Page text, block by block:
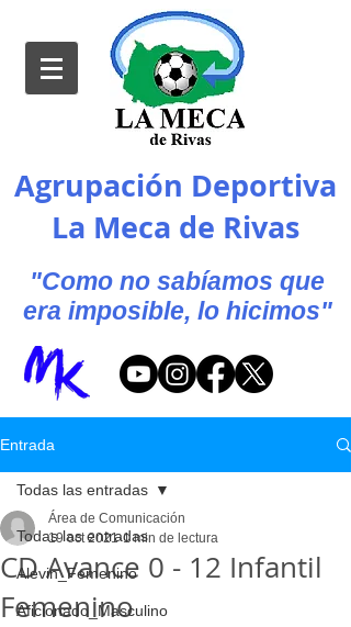
Agrupación Deportiva
La Meca de Rivas
"Como no sabíamos que
era imposible, lo hicimos"
Entrada
Todas las entradas
Alevin_Femenino
Aficionado_Masculino
Todas las entradas
CD Avance 0 - 12 Infantil
Femenino
Área de Comunicación
19 oct 2021 1 min de lectura